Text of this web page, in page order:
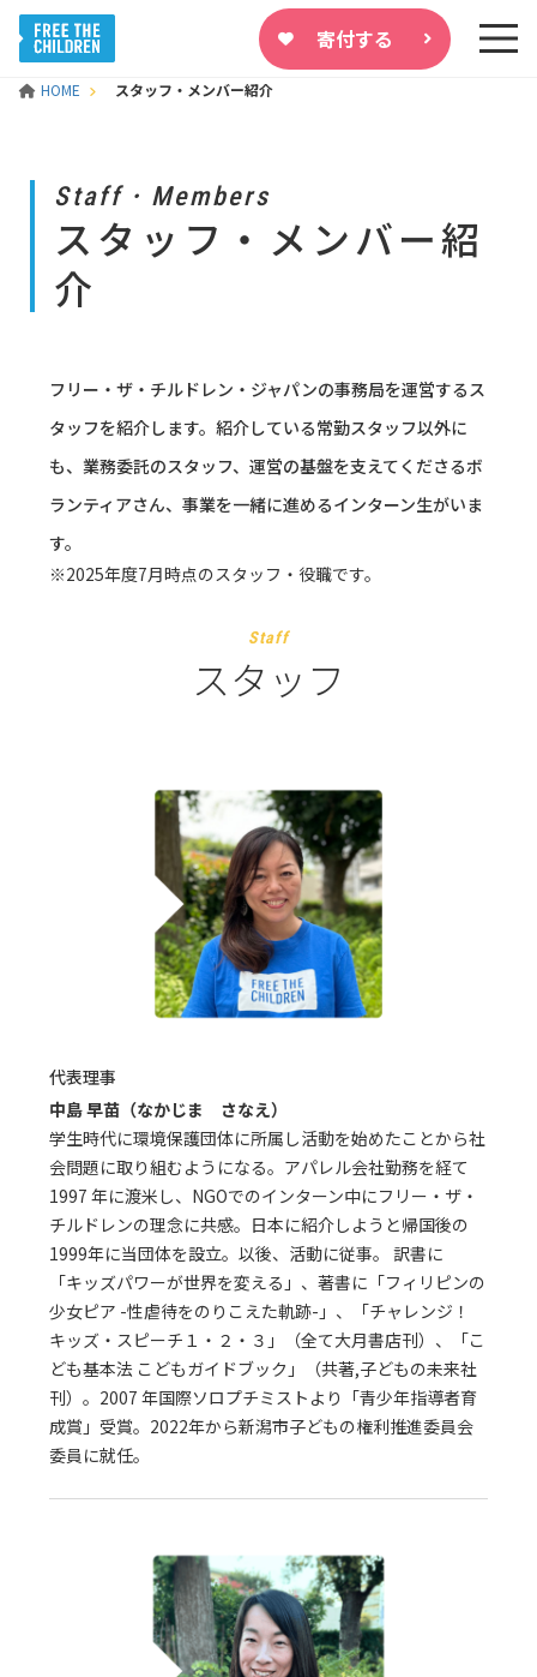
寄付する
HOME スタッフ・メンバー紹介
Staff・Members
スタッフ・メンバー紹
介
フリー・ザ・チルドレン・ジャパンの事務局を運営するス
タッフを紹介します。紹介している常勤スタッフ以外に
も、業務委託のスタッフ、運営の基盤を支えてくださるボ
ランティアさん、事業を一緒に進めるインターン生がいま
す。
※2025年度7月時点のスタッフ・役職です。
Staff
スタッフ
代表理事
中島 早苗（なかじま さなえ）
学生時代に環境保護団体に所属し活動を始めたことから社
会問題に取り組むようになる。アパレル会社勤務を経て
1997 年に渡米し、NGOでのインターン中にフリー・ザ・
チルドレンの理念に共感。日本に紹介しようと帰国後の
1999年に当団体を設立。以後、活動に従事。 訳書に
「キッズパワーが世界を変える」、著書に「フィリピンの
少女ピア -性虐待をのりこえた軌跡-」、「チャレンジ！
キッズ・スピーチ１・２・３」（全て大月書店刊）、「こ
ども基本法 こどもガイドブック」（共著,子どもの未来社
刊）。2007 年国際ソロプチミストより「青少年指導者育
成賞」受賞。2022年から新潟市子どもの権利推進委員会
委員に就任。